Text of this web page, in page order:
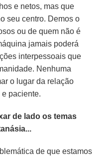
e netos, mas que
seu centro. Demos o
ou de quem não é
jamais poderá
interpessoais que
Nenhuma
o lugar da relação
paciente.
de lado os temas
de que estamos